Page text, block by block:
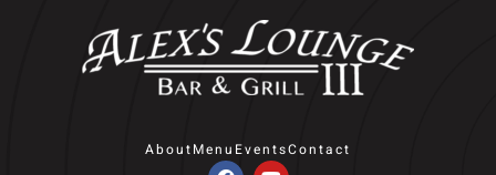
AboutMenu EventsContact